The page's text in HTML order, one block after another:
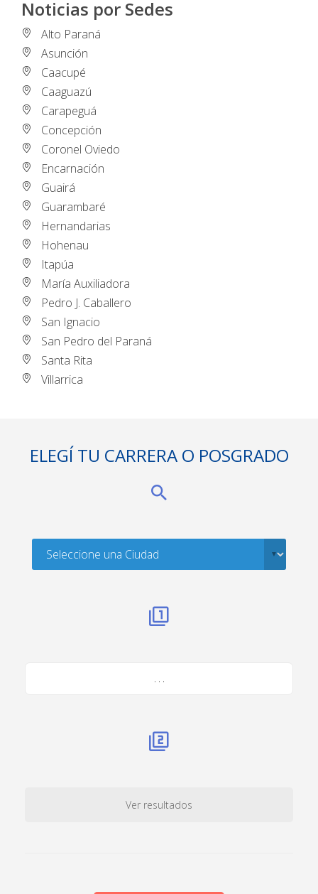
Noticias por Sedes
Alto Paraná
Asunción
Caacupé
Caaguazú
Carapeguá
Concepción
Coronel Oviedo
Encarnación
Guairá
Guarambaré
Hernandarias
Hohenau
Itapúa
María Auxiliadora
Pedro J. Caballero
San Ignacio
San Pedro del Paraná
Santa Rita
Villarrica
ELEGÍ TU CARRERA O POSGRADO
. . .
Ver resultados